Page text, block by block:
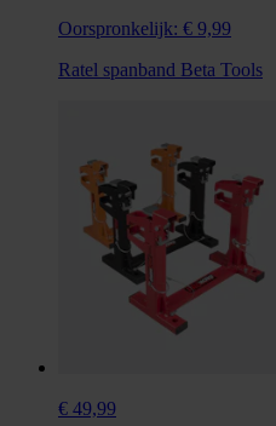
Oorspronkelijk: € 9,99
Ratel spanband Beta Tools
€ 49,99